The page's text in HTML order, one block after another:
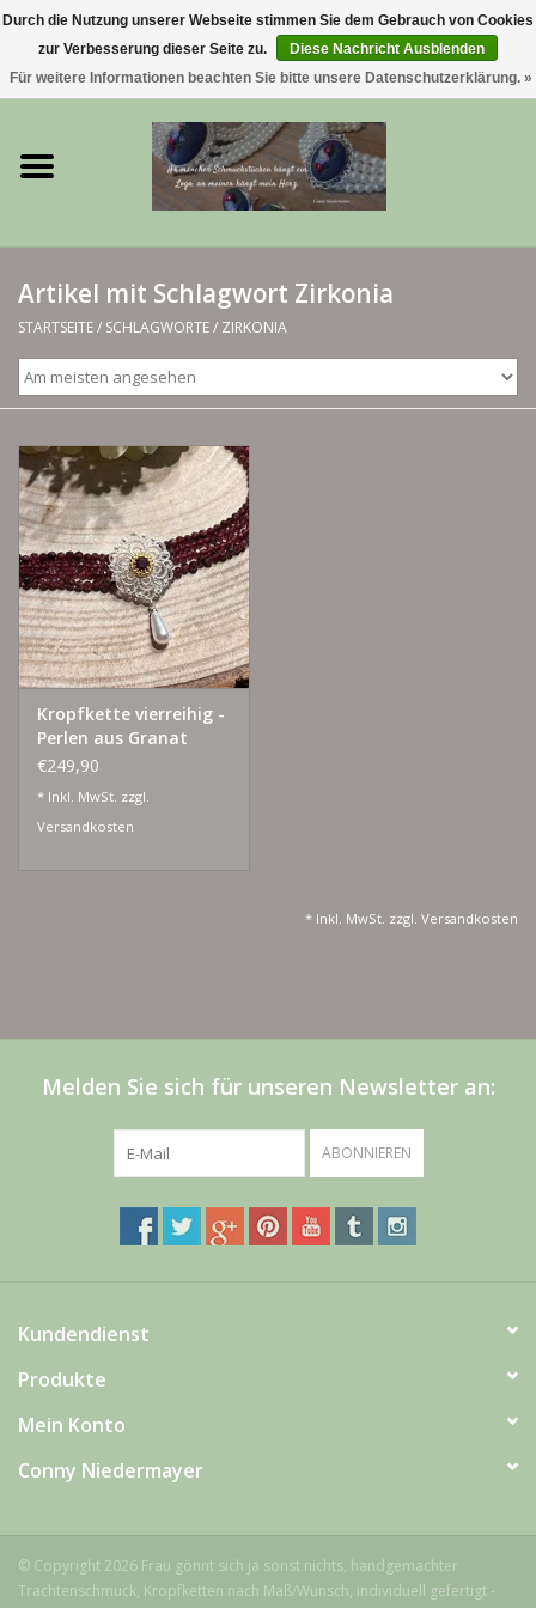
0 Artikel - €0,00
Trachtenschmuck & Ketten
exklusive Kropfketten
925 Silberschmuck
BERGliebe-Kollektion
Blütenkranzkollektion
I ❤️ bayerischer Wald Armband
Lieblingsmensch Kollektion
Ohrringe & Ohrstecker
Armbänder
Tücher
Men
Schnäppchenecke
Ledertasche Herzform
Artikel mit Schlagwort Zirkonia
STARTSEITE/ SCHLAGWORTE/ ZIRKONIA
Kropfkette vierreihig -
Perlen aus Granat
€249,90
* Inkl. MwSt. zzgl.
Versandkosten
* Inkl. MwSt. zzgl. Versandkosten
Melden Sie sich für unseren Newsletter an:
ABONNIEREN
Kundendienst
Produkte
Mein Konto
Conny Niedermayer
© Copyright 2026 Frau gönnt sich ja sonst nichts, handgemachter
Trachtenschmuck, Kropfketten nach Maß/Wunsch, individuell gefertigt -
Durch die Nutzung unserer Webseite stimmen Sie dem Gebrauch von Cookies
zur Verbesserung dieser Seite zu.
Diese Nachricht Ausblenden
Für weitere Informationen beachten Sie bitte unsere Datenschutzerklärung. »